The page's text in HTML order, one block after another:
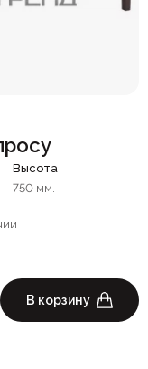
Высота
750 мм.
В корзину